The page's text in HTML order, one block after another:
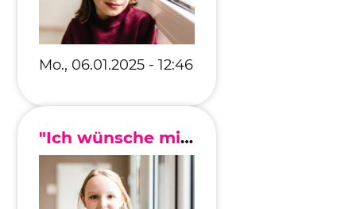
Mo., 06.01.2025 - 12:46
"Ich wünsche mir, dass es weniger Umweltverschmutzung gibt."